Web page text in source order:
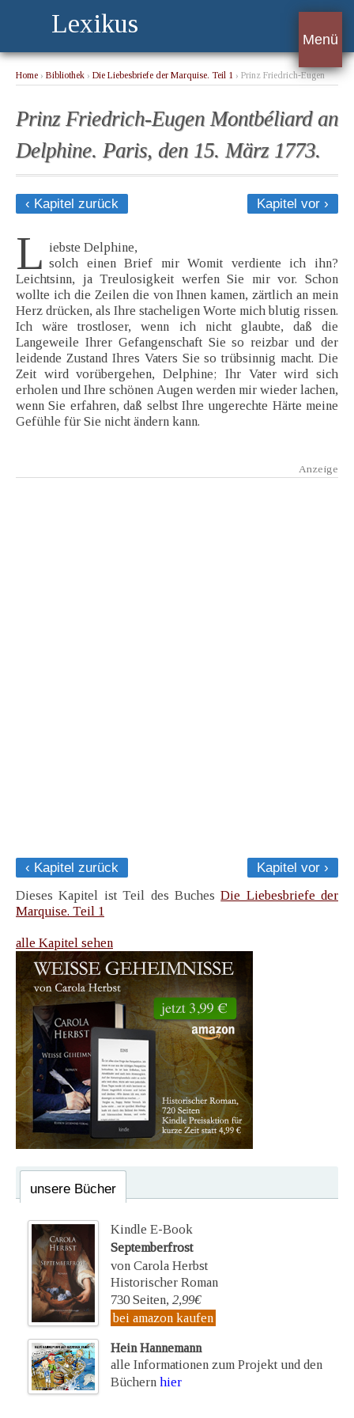
Lexikus
Menü
Home › Bibliothek › Die Liebesbriefe der Marquise. Teil 1 › Prinz Friedrich-Eugen
Prinz Friedrich-Eugen Montbéliard an
Delphine. Paris, den 15. März 1773.
‹ Kapitel zurück Kapitel vor ›
L iebste Delphine,
solch einen Brief mir Womit verdiente ich ihn?
Leichtsinn, ja Treulosigkeit werfen Sie mir vor. Schon
wollte ich die Zeilen die von Ihnen kamen, zärtlich an mein
Herz drücken, als Ihre stacheligen Worte mich blutig rissen.
Ich wäre trostloser, wenn ich nicht glaubte, daß die
Langeweile Ihrer Gefangenschaft Sie so reizbar und der
leidende Zustand Ihres Vaters Sie so trübsinnig macht. Die
Zeit wird vorübergehen, Delphine; Ihr Vater wird sich
erholen und Ihre schönen Augen werden mir wieder lachen,
wenn Sie erfahren, daß selbst Ihre ungerechte Härte meine
Gefühle für Sie nicht ändern kann.
‹ Kapitel zurück
Kapitel vor ›
Dieses Kapitel ist Teil des BuchesDie Liebesbriefe der
Marquise. Teil 1
alle Kapitel sehen
unsere Bücher
Kindle E-Book
Septemberfrost
von Carola Herbst
Historischer Roman
730 Seiten, 2,99€
bei amazon kaufen
Hein Hannemann
alle Informationen zum Projekt und den
Büchern hier